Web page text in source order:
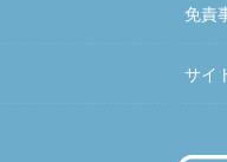
免責
サイ